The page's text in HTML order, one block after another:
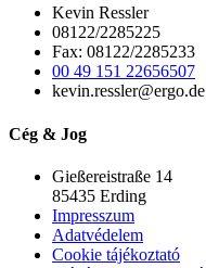
Kevin Ressler
08122/2285225
Fax: 08122/2285233
00 49 151 22656507
kevin.ressler@ergo.de
Cég & Jog
Gießereistraße 14
85435 Erding
Impresszum
Adatvédelem
Cookie tájékoztató